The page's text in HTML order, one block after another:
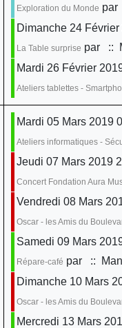
Exploration du Monde par
Dimanche 24
La Table surprise par
::
Mardi 26 Février
Ateliers tablettes -
Mardi 05 Mars 2019
Ateliers informatiques -
Jeudi 07 Mars 2019
Concert Fondation Aura
Vendredi 08 Mars
Oscar - les Amis du
Samedi 09 Mars
Répare-café par
::
Dimanche 10 Mars
Oscar - les Amis du
Mercredi 13 Mars